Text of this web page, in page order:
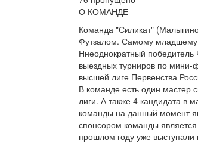
О КОМАНДЕ
Команда "Силикат"
Футзалом. Самому младшему
Ннеоднократный
выездных турниров по мини-
высшей лиге Первенства
В команде есть один мастер
лиги. А также 4 кандидата в
команды на данный момент
спонсором команды
прошлом году уже выступали